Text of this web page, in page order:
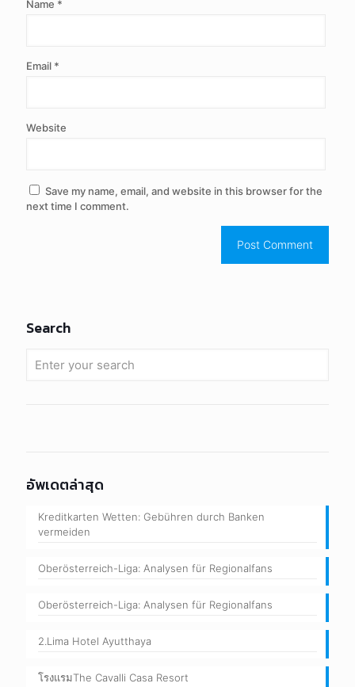
Name *
Email *
Website
Save my name, email, and website in this browser for the
next time I comment.
Search
อัพเดตล่าสุด
Kreditkarten Wetten: Gebühren durch Banken
vermeiden
Oberösterreich-Liga: Analysen für Regionalfans
Oberösterreich-Liga: Analysen für Regionalfans
2.Lima Hotel Ayutthaya
โรงแรมThe Cavalli Casa Resort